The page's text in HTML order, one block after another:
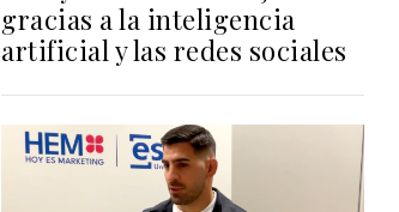
gracias a la inteligencia
artificial y las redes sociales